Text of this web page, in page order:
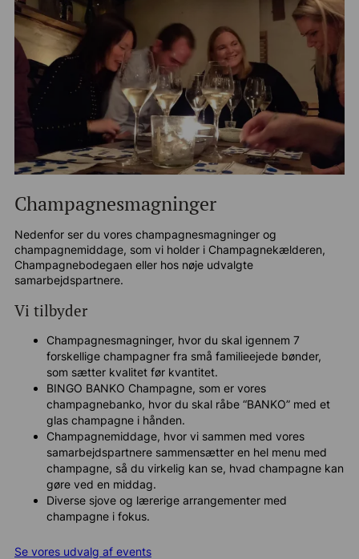
Champagnesmagninger
Nedenfor ser du vores champagnesmagninger og
champagnemiddage, som vi holder i Champagnekælderen,
Champagnebodegaen eller hos nøje udvalgte
samarbejdspartnere.
Vi tilbyder
Champagnesmagninger, hvor du skal igennem 7
forskellige champagner fra små familieejede bønder,
som sætter kvalitet før kvantitet.
BINGO BANKO Champagne, som er vores
champagnebanko, hvor du skal råbe “BANKO” med et
glas champagne i hånden.
Champagnemiddage, hvor vi sammen med vores
samarbejdspartnere sammensætter en hel menu med
champagne, så du virkelig kan se, hvad champagne kan
gøre ved en middag.
Diverse sjove og lærerige arrangementer med
champagne i fokus.
Se vores udvalg af events